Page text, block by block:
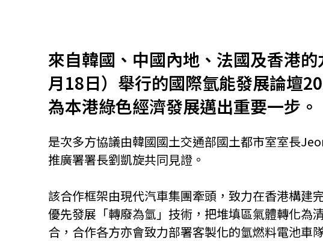
關聯網站
香港家族辦公室 FintechHK 新
來自韓國、中國內地、法國及香港
月18日）舉行的國際氫能發展論壇
為本港綠色經濟發展邁出重要一步。
是次多方協議由韓國國土交通部國土都市室室長
推廣署署長劉凱旋共同見證。
該合作框架由現代汽車集團牽頭，致力在香港構
優先發展「轉廢為氫」技術，把堆填區氣體轉化為
合，合作各方亦會致力部署客製化的氫燃料電池車